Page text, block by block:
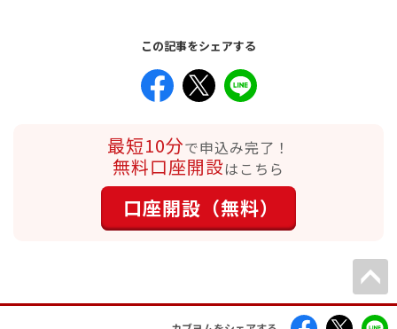
この記事をシェアする
最短10分で申込み完了！
無料口座開設はこちら
口座開設（無料）